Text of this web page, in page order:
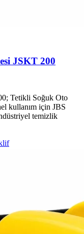
JSKT 200
Tetikli Soğuk Oto
kullanım için JBS
temizlik